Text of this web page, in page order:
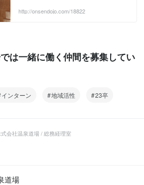
営、ロウリュ・アウフグースサービス
http://onsendojo.com/18822
は一緒に働く仲間を募集してい
インターン 地域活性 23卒
会社温泉道場 / 総務経理室
道場